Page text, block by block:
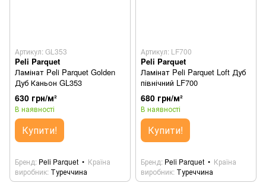
Артикул: GL353
Peli Parquet
Ламінат Peli Parquet Golden
Дуб Каньон GL353
630 грн/м²
В наявності
Купити!
Бренд Peli Parquet
Країна
виробник Туреччина
Артикул: LF700
Peli Parquet
Ламінат Peli Parquet Loft Дуб
північний LF700
680 грн/м²
В наявності
Купити!
Бренд Peli Parquet
Країна
виробник Туреччина